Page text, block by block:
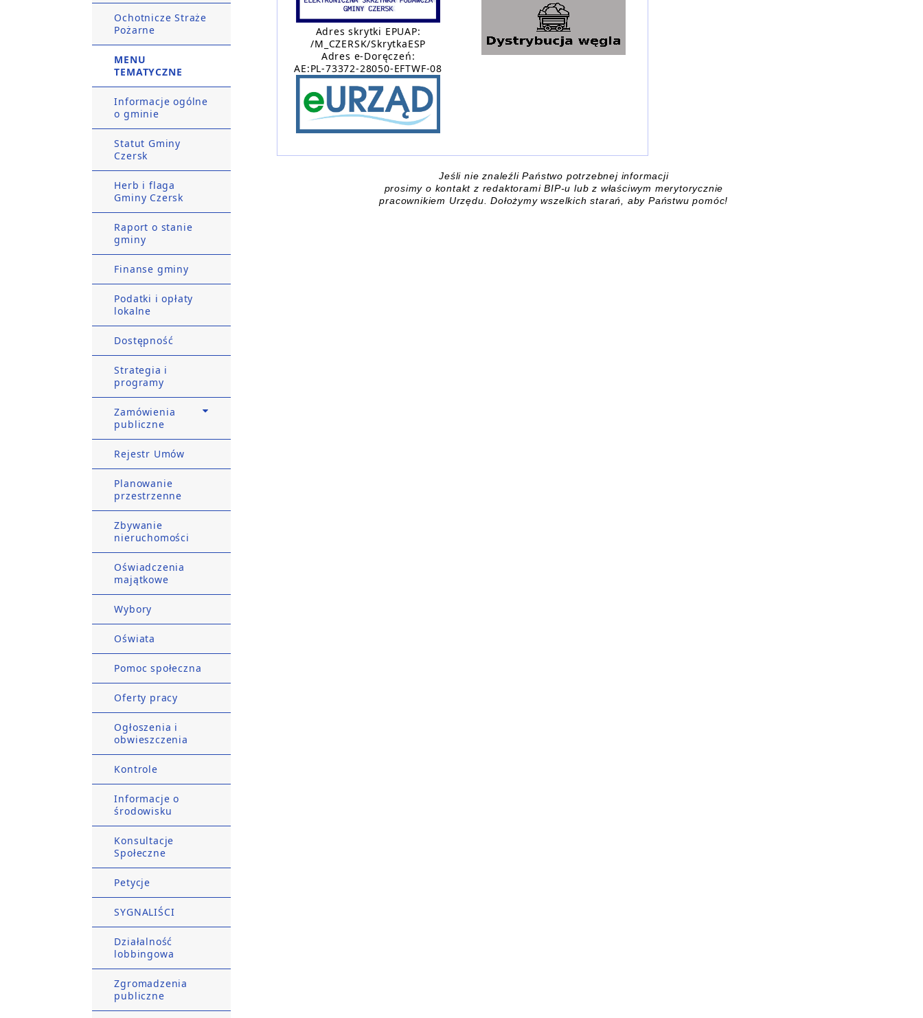
Ochotnicze Straże
Pożarne
MENU
TEMATYCZNE
Informacje ogólne
o gminie
Statut Gminy
Czersk
Herb i flaga
Gminy Czersk
Raport o stanie
gminy
Finanse gminy
Podatki i opłaty
lokalne
Dostępność
Strategia i
programy
Zamówienia
publiczne
Rejestr Umów
Planowanie
przestrzenne
Zbywanie
nieruchomości
Oświadczenia
majątkowe
Wybory
Oświata
Pomoc społeczna
Oferty pracy
Ogłoszenia i
obwieszczenia
Kontrole
Informacje o
środowisku
Konsultacje
Społeczne
Petycje
SYGNALIŚCI
Działalność
lobbingowa
Zgromadzenia
publiczne
Adres skrytki EPUAP:
/M_CZERSK/SkrytkaESP
Adres e-Doręczeń:
AE:PL-73372-28050-EFTWF-08
Jeśli nie znaleźli Państwo potrzebnej informacji
prosimy o kontakt z redaktorami BIP-u lub z właściwym merytorycznie
pracownikiem Urzędu.Dołożymy wszelkich starań, aby Państwu pomóc!